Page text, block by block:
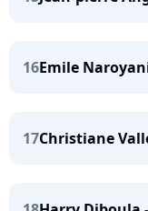
16Emile
17Christiane